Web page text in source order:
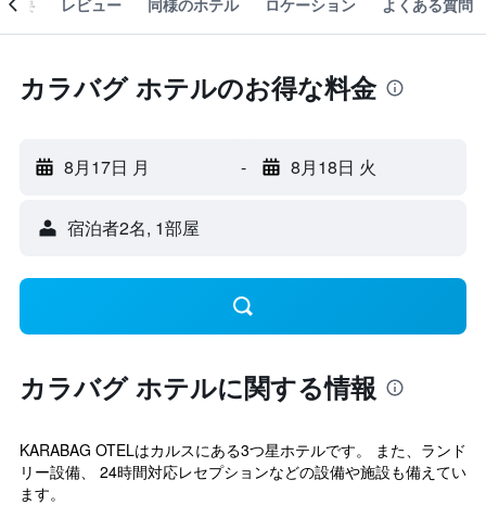
カラバグ ホテルのお得な料金
8月17日 月 - 8月18日 火
宿泊者2名, 1​部屋
カラバグ ホテルに関する情報
KARABAG OTELはカルスにある3つ星ホテルです。 また、ランド
リー設備、 24時間対応レセプションなどの設備や施設も備えてい
ます。